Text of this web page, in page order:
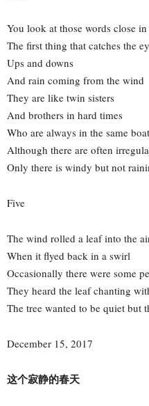
You look at those words close
The first thing that catches the
Ups and downs
And rain coming from the wind
They are like twin sisters
And brothers in hard times
Who are always in the same
Although there are often
Only there is windy but not
Five
The wind rolled a leaf into the
When it flyed back in a swirl
Occasionally there were some
They heard the leaf chanting
The tree wanted to be quiet but
December 15, 2017
这个寂静的春天